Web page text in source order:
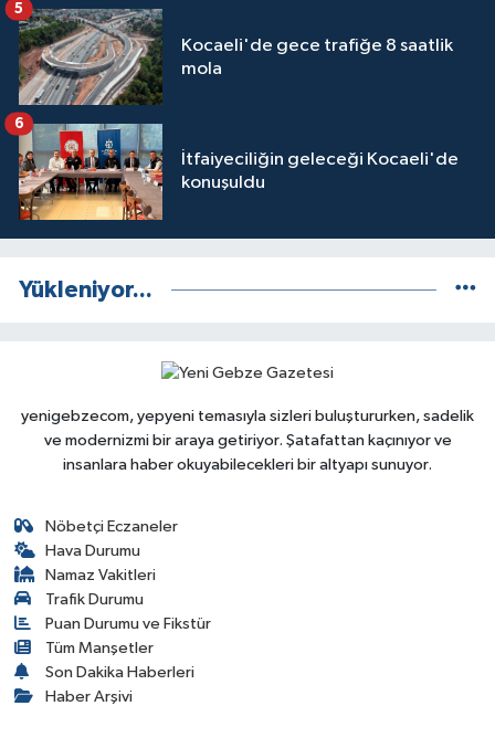
Kocaeli'de gece trafiğe 8 saatlik
mola
5
İtfaiyeciliğin geleceği Kocaeli'de
konuşuldu
6
Yükleniyor...
yenigebzecom, yepyeni temasıyla sizleri buluştururken, sadelik
ve modernizmi bir araya getiriyor. Şatafattan kaçınıyor ve
insanlara haber okuyabilecekleri bir altyapı sunuyor.
Nöbetçi Eczaneler
Hava Durumu
Namaz Vakitleri
Trafik Durumu
Puan Durumu ve Fikstür
Tüm Manşetler
Son Dakika Haberleri
Haber Arşivi